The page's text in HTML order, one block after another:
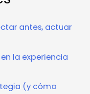
antes, actuar
la experiencia
(y cómo